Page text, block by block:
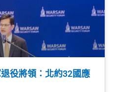
役將領：北約32國應